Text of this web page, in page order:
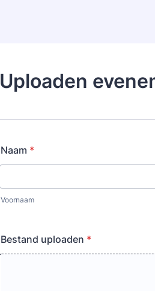
Uploaden
Naam *
Voornaam
Bestand uploaden *